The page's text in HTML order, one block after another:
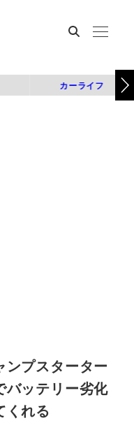
カーライフ
ンプスターター
バッテリー劣化
くれる